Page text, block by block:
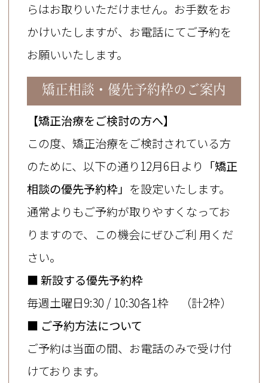
【治療】
15時30分
15時45分
16時
16時15分
16時30分
お電話または、webよりご予約可能です。
2026.07.29
本日の空き状況のお知らせ。
【10:15~、11:00~】治療空き枠あり
【10:15~、11:00~、17:45~】大人メンテナ
ンス、子どもメンテナンス、市民健診、妊
産婦健診、後期高齢者健診空き枠あり
電話にてお問い合わせ下さい。
2026.07.28
7月28日キャンセル枠のお知らせ
らはお取りいただけません。お手数をお
かけいたしますが、お電話にてご予約を
お願いいたします。
矯正相談・優先予約枠のご案内
【矯正治療をご検討の方へ】
この度、矯正治療をご検討されている方
のために、以下の通り12月6日より 「矯正
相談の優先予約枠」 を設定いたします。
通常よりもご予約が取りやすくなってお
りますので、この機会にぜひご利 用くだ
さい。
■ 新設する優先予約枠
毎週土曜日9:30 / 10:30各1枠 （計2枠）
■ ご予約方法について
ご予約は当面の間、お電話のみで受け付
けております。